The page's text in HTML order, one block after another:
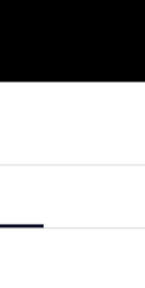
TRA
aziende, gli